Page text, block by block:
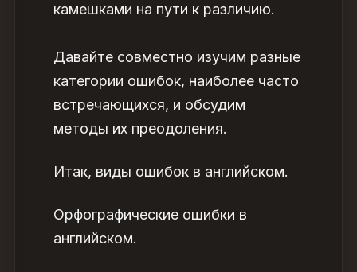
камешками на пути к различию.
Давайте совместно изучим разные
категории ошибок, наиболее часто
встречающихся, и обсудим
методы их преодоления.
Итак, виды ошибок в английском.
Орфографические ошибки в
английском.